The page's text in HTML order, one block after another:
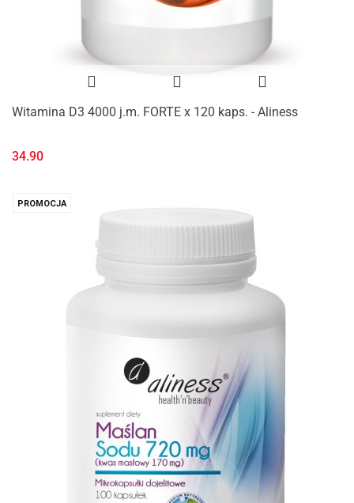
Witamina D3 4000 j.m. FORTE x 120 kaps. - Aliness
34.90
PROMOCJA